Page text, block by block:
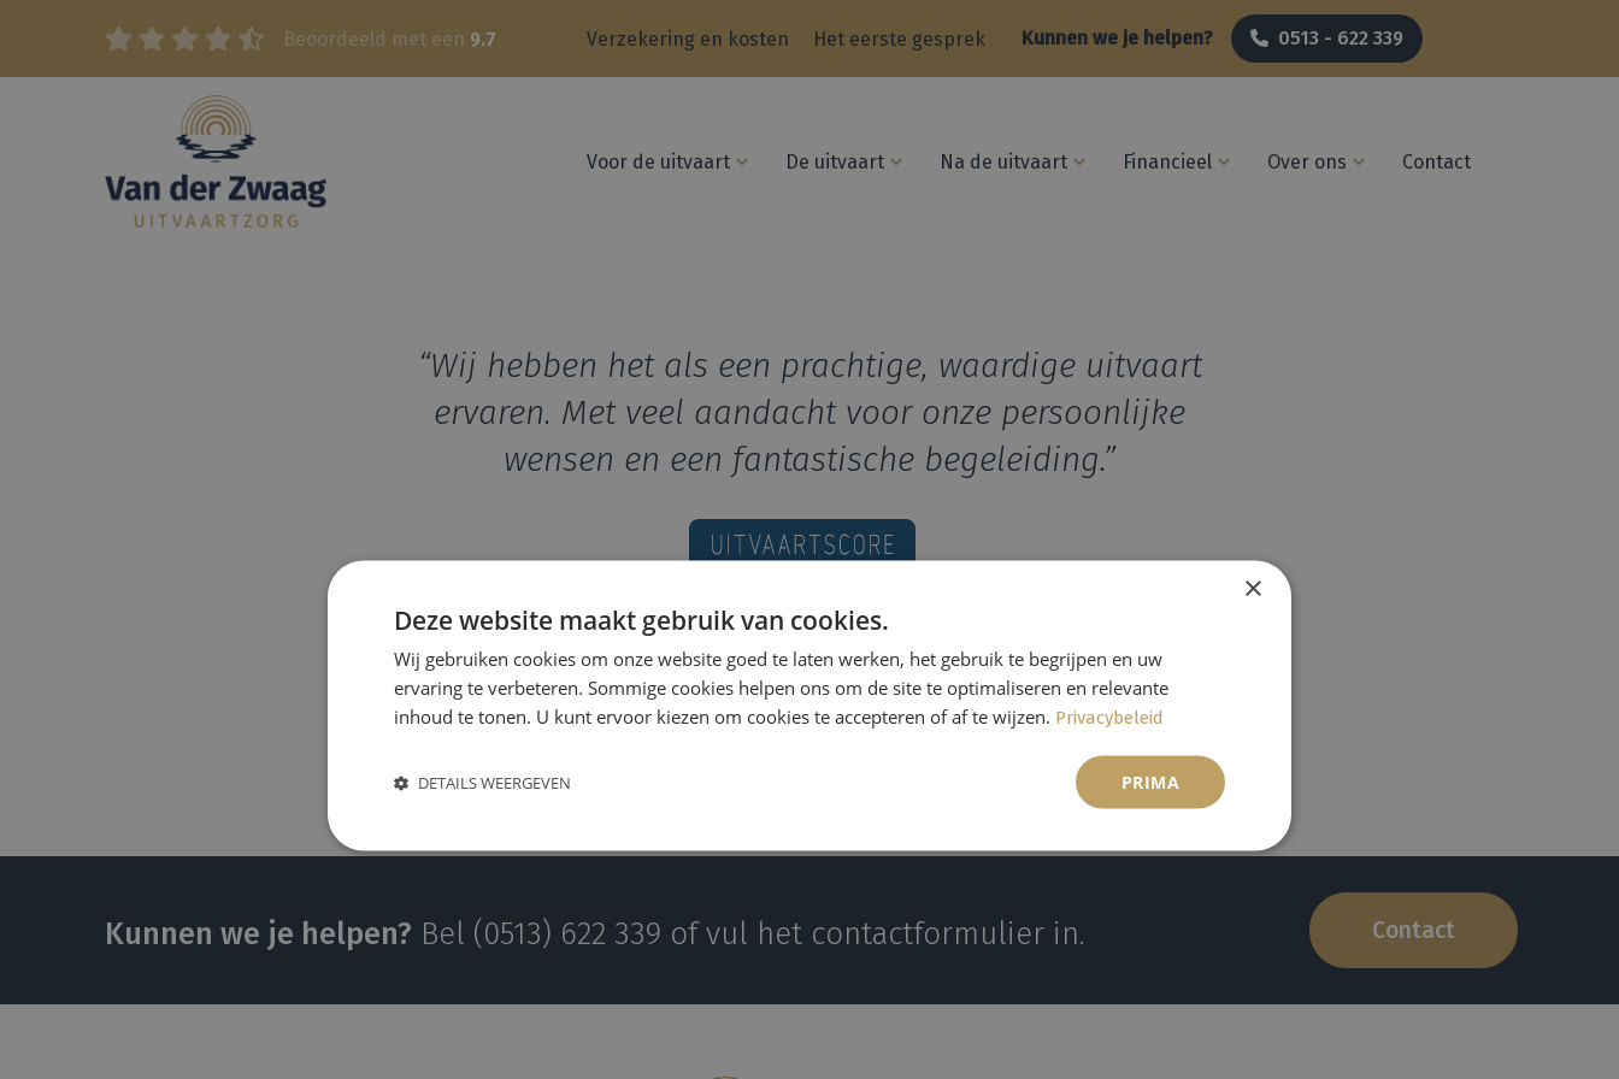
Beoordeeld met een 9.7 Verzekering en kosten Het eerste gesprek Kunnen we je helpen? 0513 - 622 339
Voor de uitvaart De uitvaart Na de uitvaart Financieel Over ons Contact
“Wij hebben het als een prachtige, waardige uitvaart
ervaren. Met veel aandacht voor onze persoonlijke
wensen en een fantastische begeleiding.”
Kunnen we je helpen? Bel (0513) 622 339 of vul het contactformulier in. Contact
×
Deze website maakt gebruik van cookies.
Wij gebruiken cookies om onze website goed te laten werken, het gebruik te begrijpen en uw
ervaring te verbeteren. Sommige cookies helpen ons om de site te optimaliseren en relevante
inhoud te tonen. U kunt ervoor kiezen om cookies te accepteren of af te wijzen. Privacybeleid
PRIMA
DETAILS WEERGEVEN